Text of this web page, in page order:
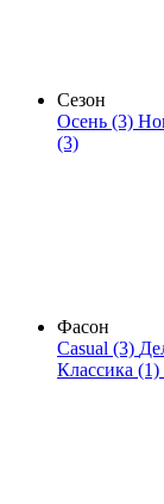
Сезон
Осень (3)
(3)
Фасон
Casual (3)
Классика (1)